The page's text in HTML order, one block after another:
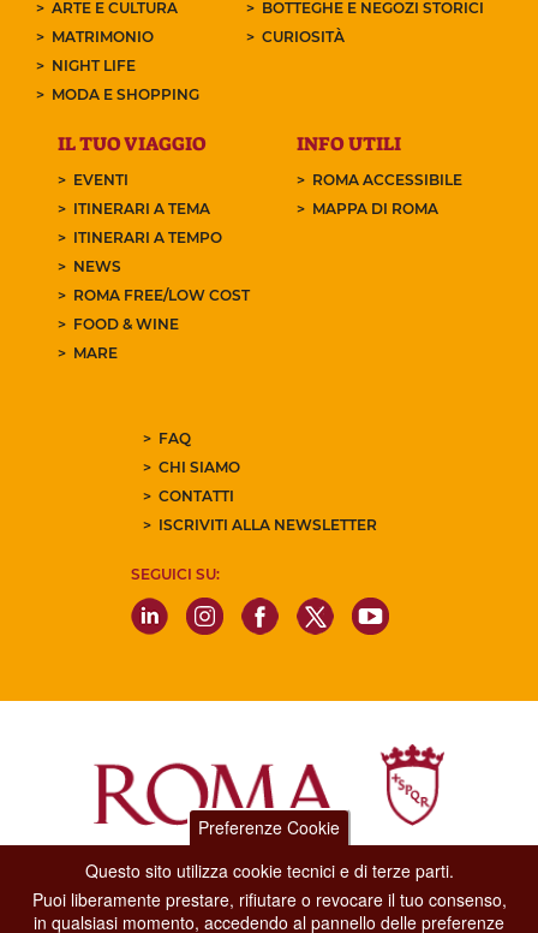
ARTE E CULTURA
MATRIMONIO
NIGHT LIFE
MODA E SHOPPING
BOTTEGHE E NEGOZI STORICI
CURIOSITÀ
IL TUO VIAGGIO
EVENTI
ITINERARI A TEMA
ITINERARI A TEMPO
NEWS
ROMA FREE/LOW COST
FOOD & WINE
MARE
INFO UTILI
ROMA ACCESSIBILE
MAPPA DI ROMA
FAQ
CHI SIAMO
CONTATTI
ISCRIVITI ALLA NEWSLETTER
SEGUICI SU:
Dipartimento Grandi Eventi, Sport, Turismo e Moda.
Via di San Basilio, 51
00187 Roma
Preferenze Cookie
Questo sito utilizza cookie tecnici e di terze parti.
Puoi liberamente prestare, rifiutare o revocare il tuo consenso,
in qualsiasi momento, accedendo al pannello delle preferenze